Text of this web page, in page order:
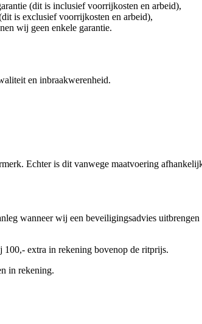
(dit is inclusief voorrijkosten en arbeid),
is exclusief voorrijkosten en arbeid),
wij geen enkele garantie.
en inbraakwerenheid.
Echter is dit vanwege maatvoering
wanneer wij een beveiligingsadvies
extra in rekening bovenop de ritprijs.
in rekening.